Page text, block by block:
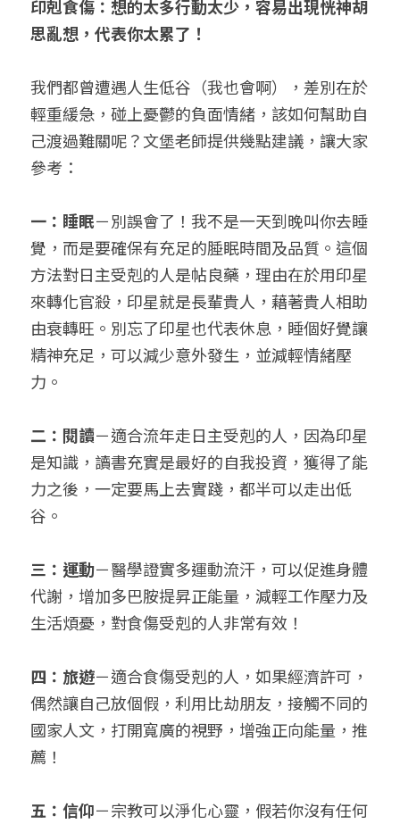
印剋食傷：想的太多行動太少，容易出現恍神胡
思亂想，代表你太累了！
我們都曾遭遇人生低谷（我也會啊），差別在於
輕重緩急，碰上憂鬱的負面情緒，該如何幫助自
己渡過難關呢？文堡老師提供幾點建議，讓大家
參考：
一：睡眠－別誤會了！我不是一天到晚叫你去睡
覺，而是要確保有充足的腄眠時間及品質。這個
方法對日主受剋的人是帖良藥，理由在於用印星
來轉化官殺，印星就是長輩貴人，藉著貴人相助
由衰轉旺。別忘了印星也代表休息，睡個好覺讓
精神充足，可以減少意外發生，並減輕情緒壓
力。
二：閱讀－適合流年走日主受剋的人，因為印星
是知識，讀書充實是最好的自我投資，獲得了能
力之後，一定要馬上去實踐，都半可以走出低
谷。
三：運動－醫學證實多運動流汗，可以促進身體
代謝，增加多巴胺提昇正能量，減輕工作壓力及
生活煩憂，對食傷受剋的人非常有效！
四：旅遊－適合食傷受剋的人，如果經濟許可，
偶然讓自己放個假，利用比劫朋友，接觸不同的
國家人文，打開寬廣的視野，增強正向能量，推
薦！
五：信仰－宗教可以淨化心靈，假若你沒有任何